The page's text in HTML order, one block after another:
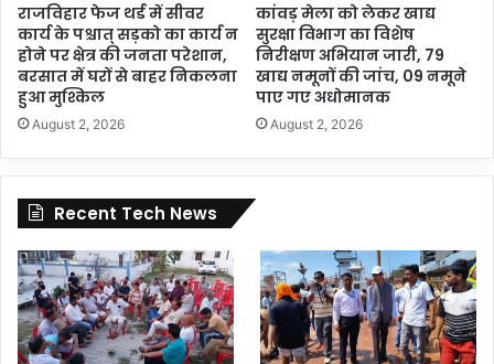
राजविहार फेज थर्ड में सीवर
कार्य के पश्चात् सड़को का कार्य न
होने पर क्षेत्र की जनता परेशान,
बरसात में घरों से बाहर निकलना
हुआ मुश्किल
August 2, 2026
कांवड़ मेला को लेकर खाद्य
सुरक्षा विभाग का विशेष
निरीक्षण अभियान जारी, 79
खाद्य नमूनों की जांच, 09 नमूने
पाए गए अधोमानक
August 2, 2026
Recent Tech News